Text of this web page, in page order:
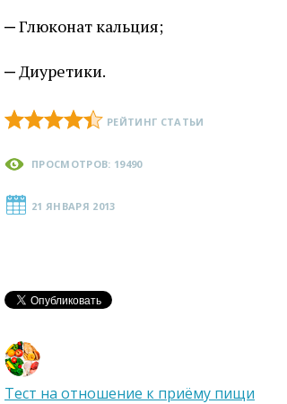
Глюконат кальция;
Диуретики.
РЕЙТИНГ СТАТЬИ
ПРОСМОТРОВ: 19490
21 ЯНВАРЯ 2013
Тест на отношение к приёму пищи